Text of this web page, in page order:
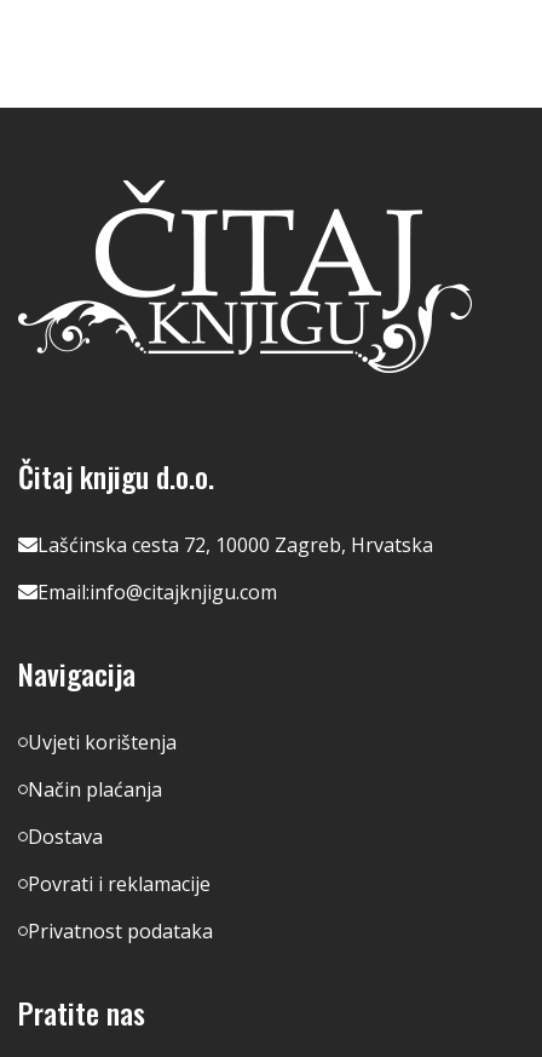
Čitaj knjigu d.o.o.
Lašćinska cesta 72, 10000 Zagreb, Hrvatska
Email:info@citajknjigu.com
Navigacija
Uvjeti korištenja
Način plaćanja
Dostava
Povrati i reklamacije
Privatnost podataka
Pratite nas